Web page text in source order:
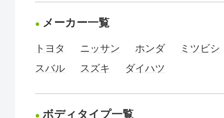
メーカー一覧
トヨタ ニッサン ホンダ
ミツビシ
スバル
スズキ ダイハツ
ボディタイプ一覧